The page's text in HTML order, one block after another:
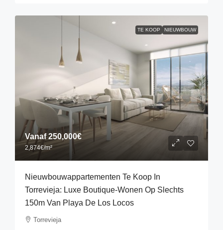
TE KOOP NIEUWBOUW
Vanaf250,000€
2,874€/m²
Nieuwbouwappartementen Te Koop In
Torrevieja: Luxe Boutique-Wonen Op Slechts
150m Van Playa De Los Locos
Torrevieja